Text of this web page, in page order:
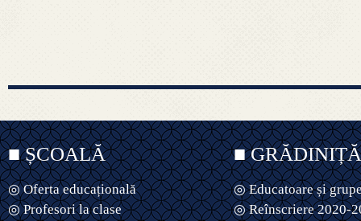
■ ȘCOALĂ
◎ Oferta educațională
◎ Profesori la clase
■ GRĂDINIȚĂ
◎ Educatoare și
◎ Reînscriere 2020-